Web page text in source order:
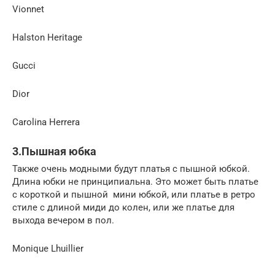
Vionnet
Halston Heritage
Gucci
Dior
Carolina Herrera
3.Пышная юбка
Также очень модными будут платья с пышной юбкой.
Длина юбки не принципиальна. Это может быть платье
с короткой и пышной мини юбкой, или платье в ретро
стиле с длиной миди до колен, или же платье для
выхода вечером в пол.
Monique Lhuillier